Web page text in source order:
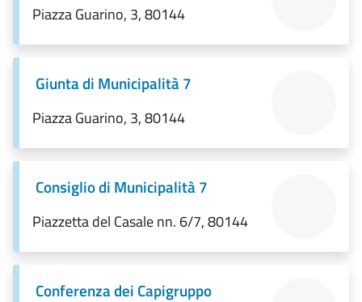
Piazza Guarino, 3, 80144
Giunta di Municipalità 7
Piazza Guarino, 3, 80144
Consiglio di Municipalità 7
Piazzetta del Casale nn. 6/7, 80144
Conferenza dei Capigruppo